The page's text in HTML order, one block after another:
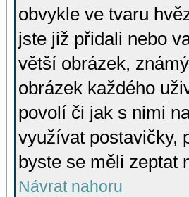
obvykle ve tvaru
jste již přidali nebo
větší obrázek,
obrázek každého
povolí či jak s nimi
využívat postavičky,
byste se měli zeptat
Návrat nahoru